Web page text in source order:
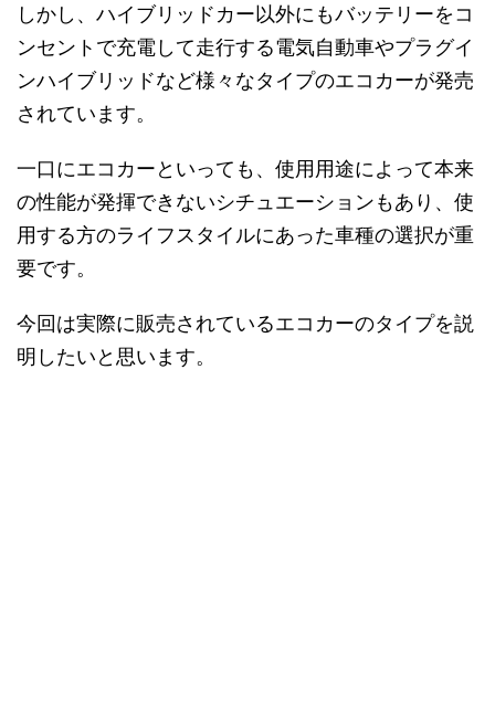
しかし、ハイブリッドカー以外にもバッテリーをコ
ンセントで充電して走行する電気自動車やプラグイ
ンハイブリッドなど様々なタイプのエコカーが発売
されています。
一口にエコカーといっても、使用用途によって本来
の性能が発揮できないシチュエーションもあり、使
用する方のライフスタイルにあった車種の選択が重
要です。
今回は実際に販売されているエコカーのタイプを説
明したいと思います。